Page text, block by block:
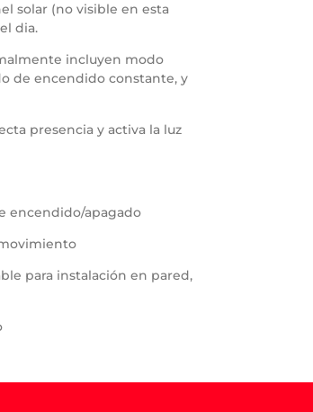
solar (no visible en esta
dia.
incluyen modo
de encendido constante, y
presencia y activa la luz
encendido/apagado
para instalación en pared,